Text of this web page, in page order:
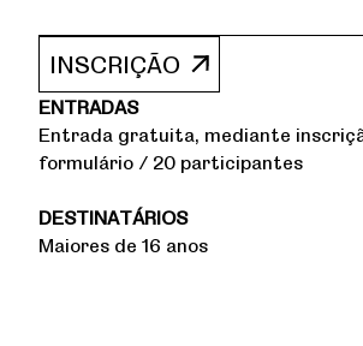
INSCRIÇÃO
ENTRADAS
Entrada gratuita, mediante
formulário / 20 participantes
DESTINATÁRIOS
Maiores de 16 anos